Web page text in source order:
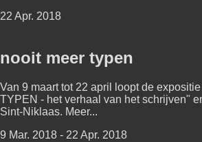
22 Apr. 2018
nooit meer typen
Van 9 maart tot 22 april loopt de
TYPEN - het verhaal van het schrijven"
Sint-Niklaas. Meer...
9 Mar. 2018 - 22 Apr. 2018